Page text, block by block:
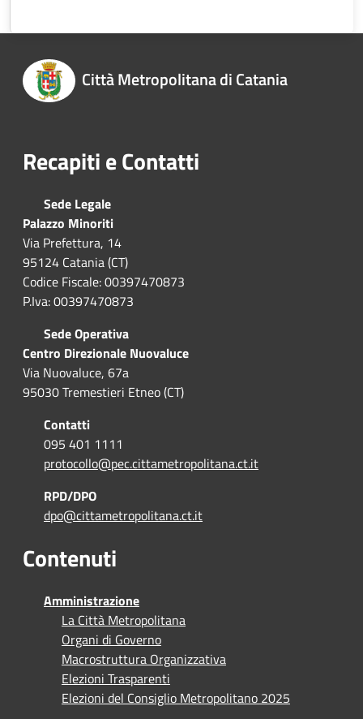
Città Metropolitana di Catania
Recapiti e Contatti
Sede Legale
Palazzo Minoriti
Via Prefettura, 14
95124 Catania (CT)
Codice Fiscale: 00397470873
P.Iva: 00397470873
Sede Operativa
Centro Direzionale Nuovaluce
Via Nuovaluce, 67a
95030 Tremestieri Etneo (CT)
Contatti
095 401 1111
protocollo@pec.cittametropolitana.ct.it
RPD/DPO
dpo@cittametropolitana.ct.it
Contenuti
Amministrazione
La Città Metropolitana
Organi di Governo
Macrostruttura Organizzativa
Elezioni Trasparenti
Elezioni del Consiglio Metropolitano 2025